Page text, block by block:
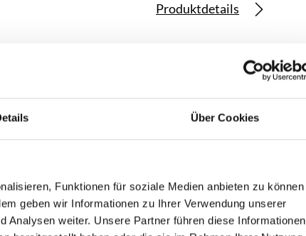
Über Cookies
Funktionen für soziale Medien anbieten zu können
geben wir Informationen zu Ihrer Verwendung unserer
Analysen weiter. Unsere Partner führen diese Informationen
Produktdetails